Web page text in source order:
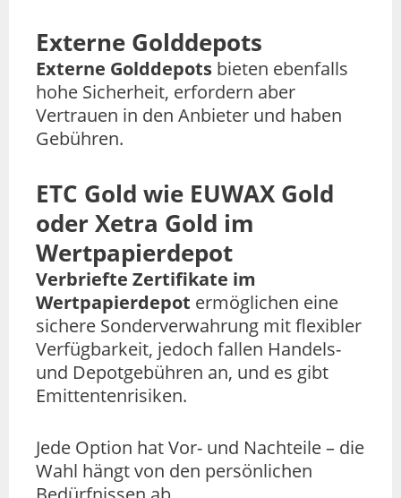
Externe Golddepots
Externe Golddepots bieten ebenfalls
hohe Sicherheit, erfordern aber
Vertrauen in den Anbieter und haben
Gebühren.
ETC Gold wie EUWAX Gold
oder Xetra Gold im
Wertpapierdepot
Verbriefte Zertifikate im
Wertpapierdepot ermöglichen eine
sichere Sonderverwahrung mit flexibler
Verfügbarkeit, jedoch fallen Handels-
und Depotgebühren an, und es gibt
Emittentenrisiken.
Jede Option hat Vor- und Nachteile – die
Wahl hängt von den persönlichen